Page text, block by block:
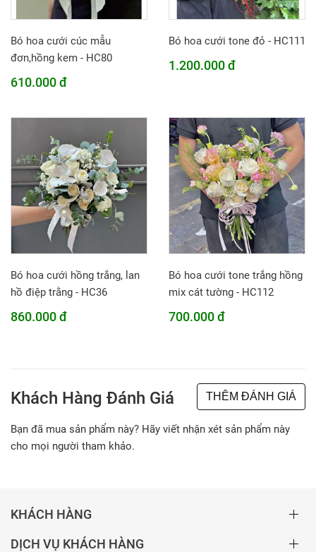
Bó hoa cưới cúc mẫu
đơn,hồng kem - HC80
610.000 đ
Bó hoa cưới tone đỏ - HC111
1.200.000 đ
Bó hoa cưới hồng trắng, lan
hồ điệp trằng - HC36
860.000 đ
Bó hoa cưới tone trắng hồng
mix cát tường - HC112
700.000 đ
Khách Hàng Đánh Giá THÊM ĐÁNH GIÁ
Bạn đã mua sản phẩm này? Hãy viết nhận xét sản phẩm này
cho mọi người tham khảo.
KHÁCH HÀNG
DỊCH VỤ KHÁCH HÀNG